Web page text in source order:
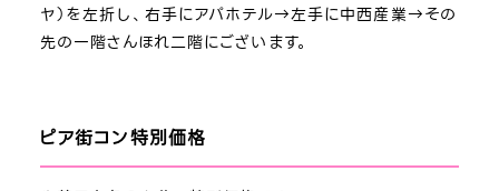
ヤ）を左折し、右手にアパホテル→左手に中西産業→その
先の一階さんほれ二階にございます。
ピア街コン特別価格